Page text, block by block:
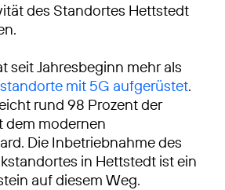
des Standortes Hettstedt
seit Jahresbeginn mehr als
mit 5G aufgerüstet.
rund 98 Prozent der
dem modernen
Die Inbetriebnahme des
in Hettstedt ist ein
auf diesem Weg.